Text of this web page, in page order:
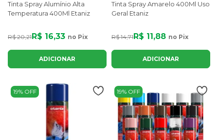
Tinta Spray Alumínio Alta
Temperatura 400Ml Etaniz
R$ 20,21R$ 16,33 no Pix
ADICIONAR
Tinta Spray Amarelo 400Ml Uso
Geral Etaniz
R$ 14,71R$ 11,88 no Pix
ADICIONAR
19% OFF 19% OFF